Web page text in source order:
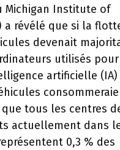
Michigan Institute of
a révélé que si la
devenait
utilisés pour
artificielle (IA)
tous les centres
actuellement dans
0,3 % des